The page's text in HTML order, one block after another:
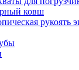
ковш
рукоять